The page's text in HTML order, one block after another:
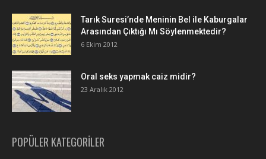
Tarık Suresi’nde Meninin Bel ile Kaburgalar
Arasından Çıktığı Mı Söylenmektedir?
6 Ekim 2012
Oral seks yapmak caiz midir?
23 Aralık 2012
POPÜLER KATEGORİLER